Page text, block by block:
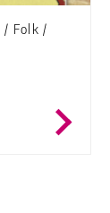
/ Folk /